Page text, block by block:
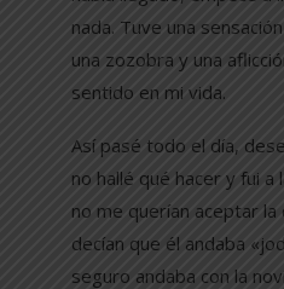
nada. Tuve una
una zozobra y una
sentido en mi vida.
Así pasé todo el día,
no hallé qué hacer y fui a
no me querían aceptar la
decían que él andaba
seguro andaba con la